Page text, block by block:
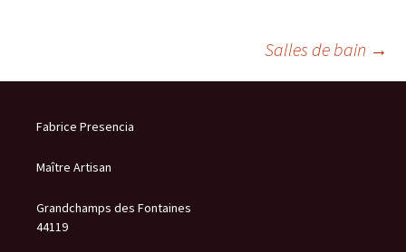
Navigation
des
articles
Salles de bain →
Fabrice Presencia
Maître Artisan
Grandchamps des Fontaines
44119